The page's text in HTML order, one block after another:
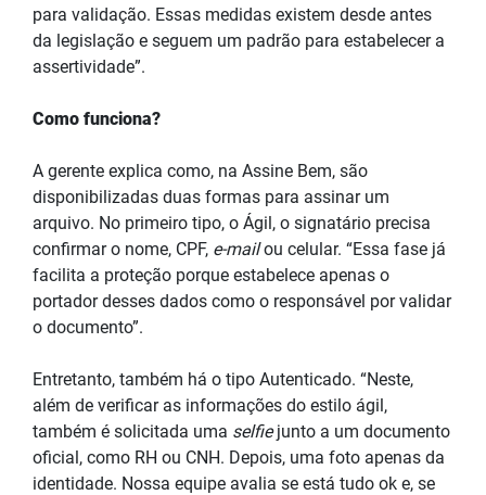
para validação. Essas medidas existem desde antes
da legislação e seguem um padrão para estabelecer a
assertividade”.
Como funciona?
A gerente explica como, na Assine Bem, são
disponibilizadas duas formas para assinar um
arquivo. No primeiro tipo, o Ágil, o signatário precisa
confirmar o nome, CPF, e-mailou celular. “Essa fase já
facilita a proteção porque estabelece apenas o
portador desses dados como o responsável por validar
o documento”.
Entretanto, também há o tipo Autenticado. “Neste,
além de verificar as informações do estilo ágil,
também é solicitada uma selfiejunto a um documento
oficial, como RH ou CNH. Depois, uma foto apenas da
identidade. Nossa equipe avalia se está tudo ok e, se